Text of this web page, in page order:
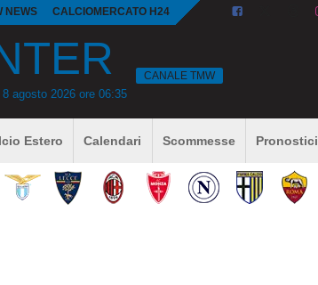
NEWS CALCIOMERCATO H24
agosto 2026 ore 06:35
CANALE TMW
Estero Calendari Scommesse Pronostici